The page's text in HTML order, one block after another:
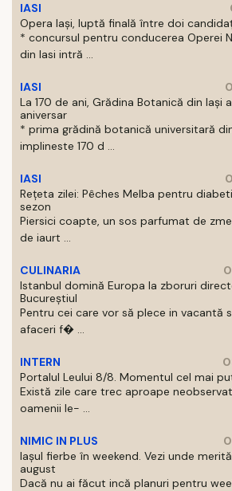
IASI
Opera Iași, luptă finală între doi
* concursul pentru conducerea Operei
din Iasi intră ...
IASI
La 170 de ani, Grădina Botanică din Iași
aniversar
* prima grădină botanică universitară
implineste 170 d ...
IASI
Rețeta zilei: Pêches Melba pentru
sezon
Piersici coapte, un sos parfumat de
de iaurt ...
CULINARIA
Istanbul domină Europa la zboruri
Bucureștiul
Pentru cei care vor să plece in vacantă
afaceri f� ...
INTERN
Portalul Leului 8/8. Momentul cel mai
Există zile care trec aproape
oamenii le- ...
NIMIC IN PLUS
Iașul fierbe în weekend. Vezi unde
august
Dacă nu ai făcut incă planuri pentru